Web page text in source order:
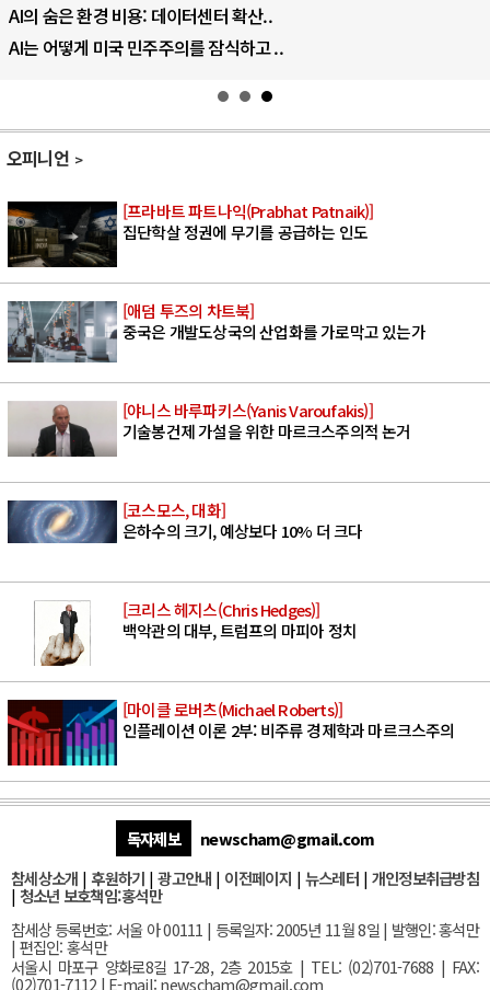
우크라이나, 덴마크, 에스토니아, 네덜란..
러·우크라, 대규모 공습 주고받아…민간 ..
오피니언
[프라바트 파트나익(Prabhat Patnaik)]
집단학살 정권에 무기를 공급하는 인도
[애덤 투즈의 차트북]
중국은 개발도상국의 산업화를 가로막고 있는가
[야니스 바루파키스(Yanis Varoufakis)]
기술봉건제 가설을 위한 마르크스주의적 논거
[코스모스, 대화]
은하수의 크기, 예상보다 10% 더 크다
[크리스 헤지스(Chris Hedges)]
백악관의 대부, 트럼프의 마피아 정치
[마이클 로버츠(Michael Roberts)]
인플레이션 이론 2부: 비주류 경제학과 마르크스주의
독자제보
newscham@gmail.com
참세상소개 | 후원하기 |광고안내 | 이전페이지 | 뉴스레터| 개인정보취급방침
| 청소년 보호책임:홍석만
참세상 등록번호: 서울 아 00111 | 등록일자: 2005년 11월 8일 | 발행인: 홍석만
| 편집인: 홍석만
서울시 마포구 양화로8길 17-28, 2층 2015호| TEL: (02)701-7688 | FAX:
(02)701-7112 | E-mail:newscham@gmail.com